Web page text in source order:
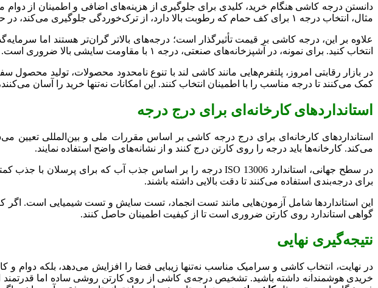
دانستن درجه کاشی هنگام خرید، کلیدی برای جلوگیری از هزینه‌های اضافی و اطمینان از
مثال، انتخاب درجه ۱ برای کف حمام که رطوبت بالا دارد، از ترک‌خوردگی جلوگیری می‌کند، در حالی که درجه ۳ ممکن است زودتر آسیب ببیند و نیاز به تعویض داشته باشد.
علاوه بر این، درجه کاشی بر قیمت تأثیرگذار است؛ درجه‌های بالاتر گران‌تر هستند اما
انتخاب کنید. برای نمونه، در آشپزخانه‌های صنعتی، درجه ۱ با مقاومت سایشی بالا ضروری است.
در بازار رقابتی امروز، پلتفرم‌هایی مانند کاشی لند با تنوع نامحدود محصولات، تولید
کمک می‌کنند تا درجه مناسب را با اطمینان انتخاب کنند. این امکانات نه‌تنها خرید را آسان
استانداردهای کارخانه‌ای برای درج درجه
می‌کند. کارخانه‌ها باید درجه را روی کارتن درج کنند و از نشانه‌های واضح استفاده نمایند.
برای درجه‌بندی استفاده می‌کنند تا دقت بالایی داشته باشند.
این استانداردها شامل آزمون‌هایی مانند تست انجماد، تست سایش و تست شیمیایی است.
گواهی استاندارد روی کارتن ضروری است تا از کیفیت اطمینان حاصل کنند.
نتیجه‌گیری نهایی
در نهایت، انتخاب کاشی و سرامیک مناسب نه‌تنها زیبایی فضا را افزایش می‌دهد، بلکه دوام و
خریدی هوشمندانه داشته باشید. تشخیص درجه‌ی کاشی از روی کارتن روشی ساده اما